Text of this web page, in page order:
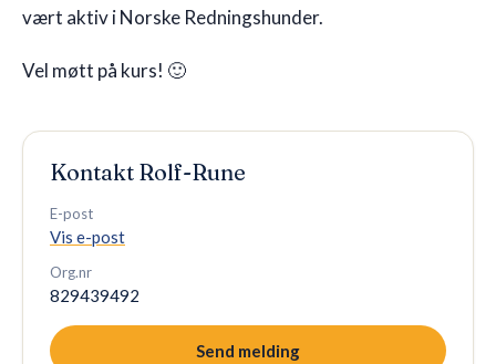
vært aktiv i Norske Redningshunder.
Vel møtt på kurs! 🙂
Kontakt Rolf-Rune
E-post
Vis e-post
Org.nr
829439492
Send melding